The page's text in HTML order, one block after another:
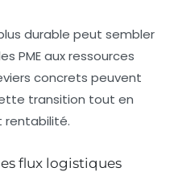
durable peut sembler
PME aux ressources
concrets peuvent
transition tout en
rentabilité.
flux logistiques